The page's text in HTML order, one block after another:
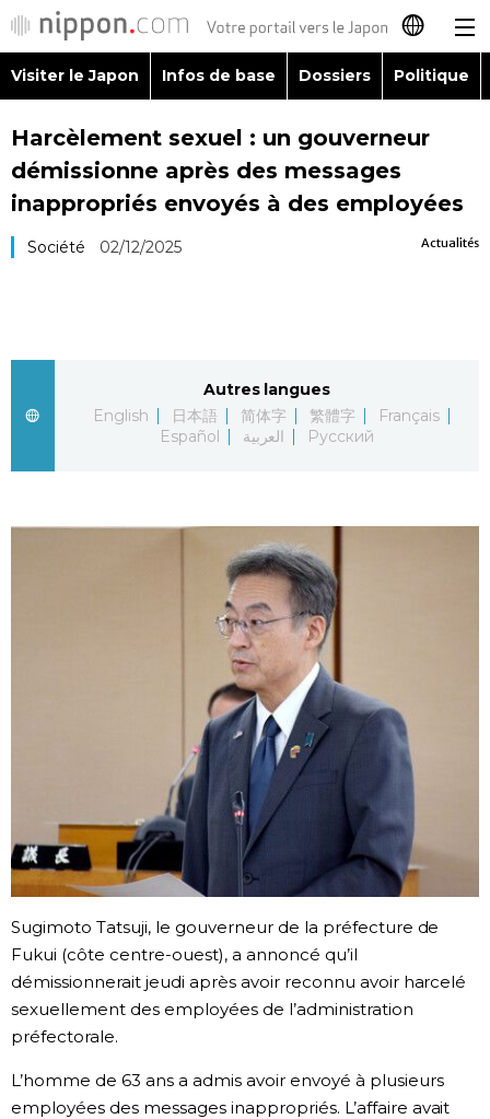
日本語
English
简体字
Русский
Visiter le Japon
Société
Données
Séries
Personnages
Chroniques
Images
official SNS
Visiter le Japon Infos de base Dossiers Politique
Harcèlement sexuel : un gouverneur
démissionne après des messages
inappropriés envoyés à des employées
Actualités
Société 02/12/2025
Autres langues
English
日本語 简体字 繁體字
Français
Español
العربية Русский
Sugimoto Tatsuji, le gouverneur de la préfecture de
Fukui (côte centre-ouest), a annoncé qu’il
démissionnerait jeudi après avoir reconnu avoir harcelé
sexuellement des employées de l’administration
préfectorale.
L’homme de 63 ans a admis avoir envoyé à plusieurs
employées des messages inappropriés. L’affaire avait